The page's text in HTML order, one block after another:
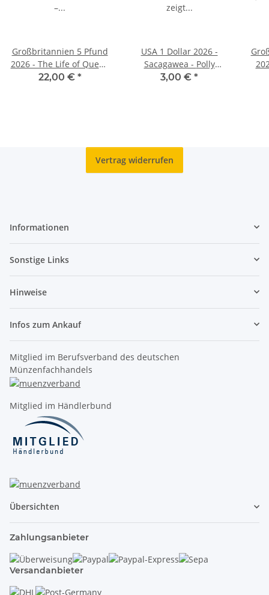
Großbritannien 5 Pfund
2026 - The Life of Queen
Victoria BU
22,00 € *
USA 1 Dollar 2026 -
Sacagawea - Polly
Cooper - D - unc.
3,00 € *
Vertrag widerrufen
Informationen
Sonstige Links
Hinweise
Infos zum Ankauf
Mitglied im Berufsverband des deutschen
Münzenfachhandels
Mitglied im Händlerbund
Übersichten
Zahlungsanbieter
Versandanbieter